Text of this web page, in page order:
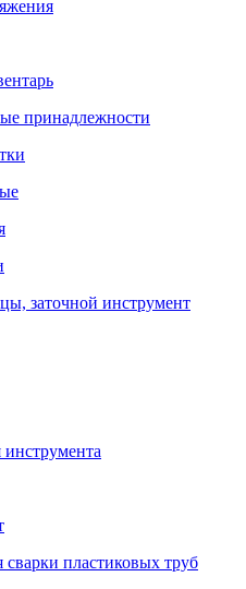
принадлежности
заточной инструмент
пластиковых труб